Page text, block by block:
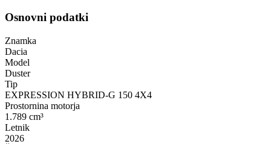
Osnovni podatki
Znamka
Dacia
Model
Duster
Tip
EXPRESSION HYBRID-G 150 4X4
Prostornina motorja
1.789 cm³
Letnik
2026